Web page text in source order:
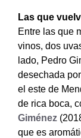
Las que
Entre las que
vinos, dos
lado, Pedro
desechada
el este de
de rica boca,
Giménez
que es